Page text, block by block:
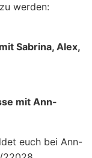
werden:
Sabrina, Alex,
mit Ann-
euch bei Ann-